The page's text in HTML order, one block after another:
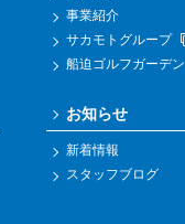
事業紹介
サカモトグループ
船迫ゴルフガーデン
お知らせ
新着情報
スタッフブログ